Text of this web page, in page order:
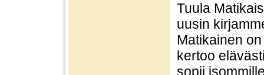
Tuula
uusin
Matikainen
kertoo
sopii